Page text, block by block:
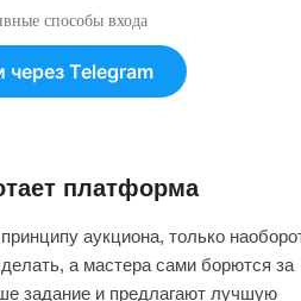
способы входа
через Telegram
платформа
аукциона, только
а мастера сами борются за
задание и предлагают лучшую